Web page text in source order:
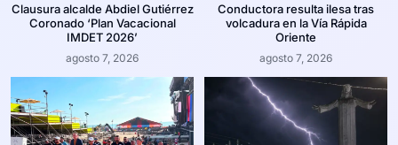
Clausura alcalde Abdiel Gutiérrez
Coronado ‘Plan Vacacional
IMDET 2026’
agosto 7, 2026
Conductora resulta ilesa tras
volcadura en la Vía Rápida
Oriente
agosto 7, 2026